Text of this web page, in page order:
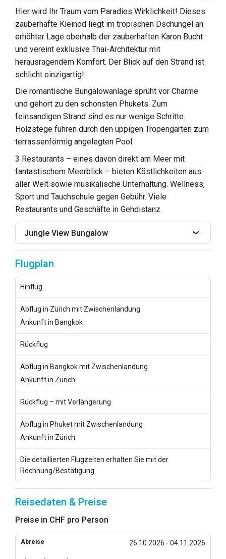
Hier wird Ihr Traum vom Paradies Wirklichkeit! Dieses
zauberhafte Kleinod liegt im tropischen Dschungel an
erhöhter Lage oberhalb der zauberhaften Karon Bucht
und vereint exklusive Thai-Architektur mit
herausragendem Komfort. Der Blick auf den Strand ist
schlicht einzigartig!
Die romantische Bungalowanlage sprüht vor Charme
und gehört zu den schönsten Phukets. Zum
feinsandigen Strand sind es nur wenige Schritte.
Holzstege führen durch den üppigen Tropengarten zum
terrassenförmig angelegten Pool.
3 Restaurants – eines davon direkt am Meer mit
fantastischem Meerblick – bieten Köstlichkeiten aus
aller Welt sowie musikalische Unterhaltung. Wellness,
Sport und Tauchschule gegen Gebühr. Viele
Restaurants und Geschäfte in Gehdistanz.
Jungle View Bungalow
Flugplan
Hinflug
Abflug in Zürich mit Zwischenlandung
Ankunft in Bangkok
Rückflug
Abflug in Bangkok mit Zwischenlandung
Ankunft in Zürich
Rückflug – mit Verlängerung
Abflug in Phuket mit Zwischenlandung
Ankunft in Zürich
Die detaillierten Flugzeiten erhalten Sie mit der
Rechnung/Bestätigung
Reisedaten & Preise
Preise in CHF pro Person
26.10.2026 - 04.11.2026